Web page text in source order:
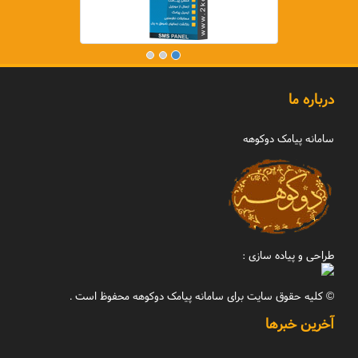
درباره ما
سامانه پیامک دوکوهه
طراحی و پیاده سازی :
© کلیه حقوق سایت برای سامانه پیامک دوکوهه محفوظ است .
آخرین خبرها